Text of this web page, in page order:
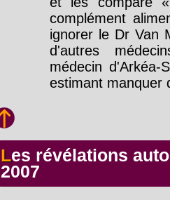
complément
ignorer le Dr Van
d'autres
médecin
estimant manquer
Les révélations autour de l'affaire Lefevere en
2007